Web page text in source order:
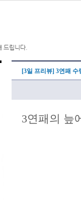
드립니다.
[3일 프리뷰] 3연패
3연패의 늪